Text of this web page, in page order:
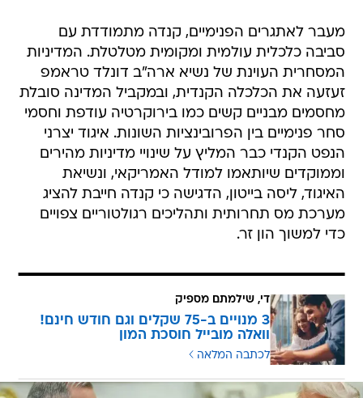
המסחרית העוינת של נשיא ארה"ב דונלד טראמפ
זעזעה את הכלכלה הקנדית, ובמקביל המדינה סובלת
מחסמים מבניים קשים כמו בירוקרטיה עודפת וחסמי
סחר פנימיים בין הפרובינציות השונות. איגוד יצרני
הנפט הקנדי כבר המליץ על שינויי מדיניות מהירים
וממוקדים שיותאמו למודל האמריקאי, ונשיאת
האיגוד, ליסה בייטון, הדגישה כי קנדה חייבת להציג
מערכת מס תחרותית ותהליכים רגולטוריים צפויים
כדי למשוך הון זר.
3 מנויים ב-75 שקלים וגם חודש חינם!
וואלה מובייל חוסכת המון
לכתבה המלאה